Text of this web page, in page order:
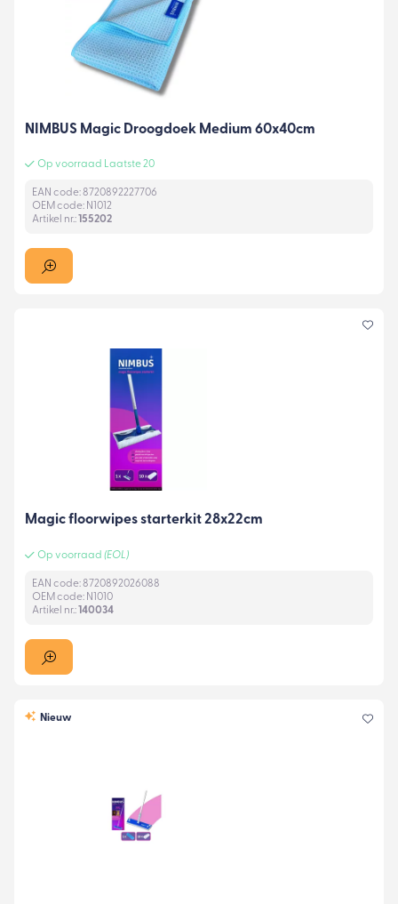
NIMBUS Magic Droogdoek Medium 60x40cm
Op voorraad Laatste 20
EAN code: 8720892227706
OEM code: N1012
Artikel nr.: 155202
Magic floorwipes starterkit 28x22cm
Op voorraad (EOL)
EAN code: 8720892026088
OEM code: N1010
Artikel nr.:140034
Nieuw